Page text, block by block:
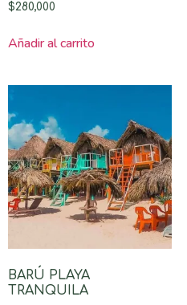
$280,000
Añadir al carrito
BARÚ PLAYA
TRANQUILA